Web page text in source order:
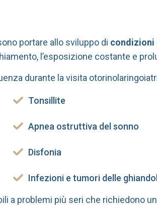
portare allo sviluppo di condizioni
l’esposizione costante e
durante la visita
Tonsillite
Apnea ostruttiva del sonno
Disfonia
Infezioni e tumori delle
a problemi più seri che richiedono